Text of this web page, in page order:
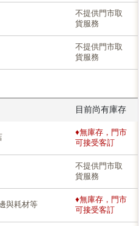
不提供門市取
貨服務
不提供門市取
貨服務
目前尚有庫存
♦無庫存，門市
可接受客訂
不提供門市取
貨服務
與耗材等
♦無庫存，門市
可接受客訂